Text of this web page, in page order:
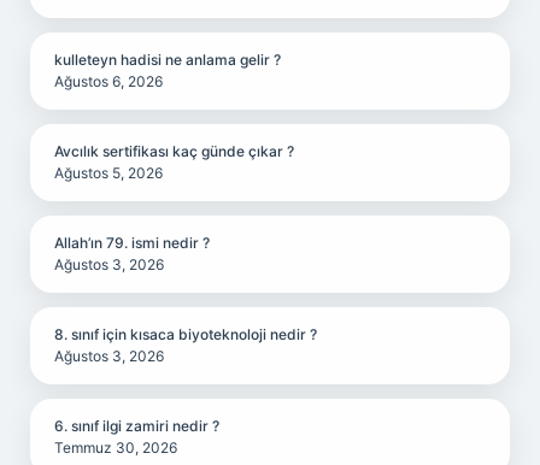
kulleteyn hadisi ne anlama gelir ?
Ağustos 6, 2026
Avcılık sertifikası kaç günde çıkar ?
Ağustos 5, 2026
Allah’ın 79. ismi nedir ?
Ağustos 3, 2026
8. sınıf için kısaca biyoteknoloji nedir ?
Ağustos 3, 2026
6. sınıf ilgi zamiri nedir ?
Temmuz 30, 2026